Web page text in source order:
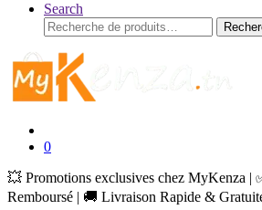
Search
Recherche
pour :
0
💥 Promotions exclusives chez MyKenza |
Remboursé | 🚚 Livraison Rapide &